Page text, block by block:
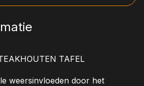
TAFEL
weersinvloeden door het